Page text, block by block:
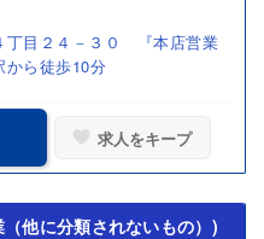
丁目２４－３０ 『本店営業
ら徒歩10分
求人をキープ
他に分類されないもの）)